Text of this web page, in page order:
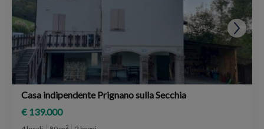
Casa indipendente Prignano sulla Secchia
€ 139.000
2